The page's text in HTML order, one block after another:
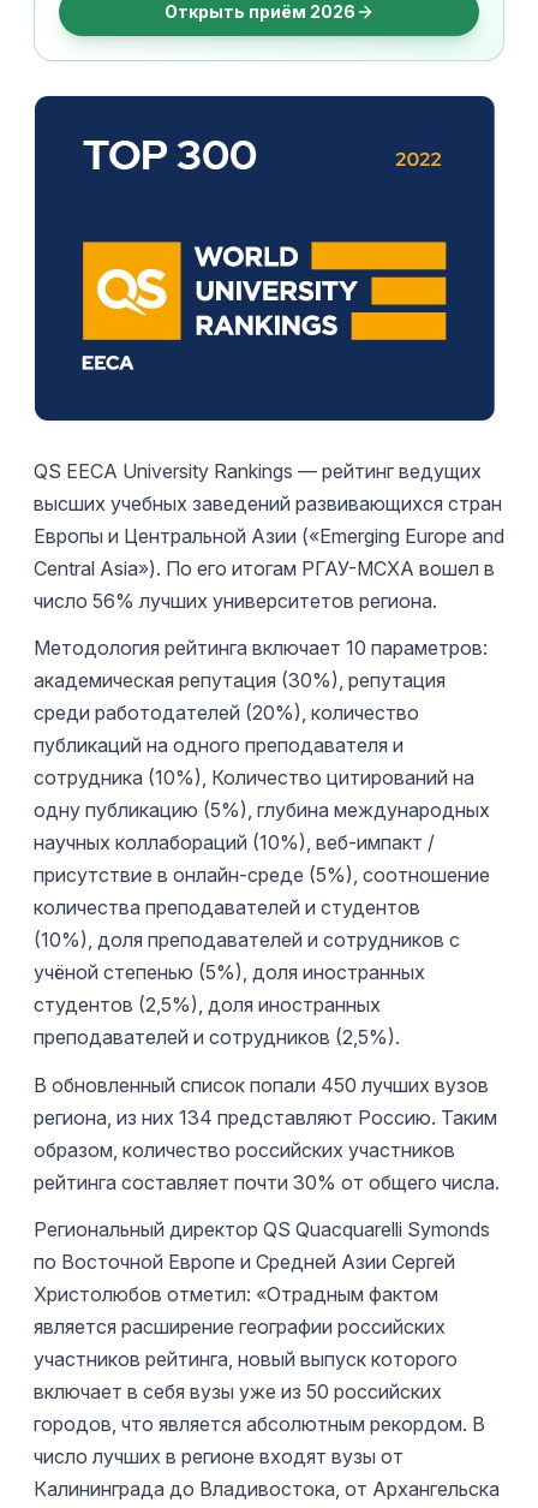
Открыть приём 2026
QS EECA University Rankings — рейтинг ведущих
высших учебных заведений развивающихся стран
Европы и Центральной Азии («Emerging Europe and
Central Asia»). По его итогам РГАУ-МСХА вошел в
число 56% лучших университетов региона.
Методология рейтинга включает 10 параметров:
академическая репутация (30%), репутация
среди работодателей (20%), количество
публикаций на одного преподавателя и
сотрудника (10%), Количество цитирований на
одну публикацию (5%), глубина международных
научных коллабораций (10%), веб-импакт /
присутствие в онлайн-среде (5%), соотношение
количества преподавателей и студентов
(10%), доля преподавателей и сотрудников с
учёной степенью (5%), доля иностранных
студентов (2,5%), доля иностранных
преподавателей и сотрудников (2,5%).
В обновленный список попали 450 лучших вузов
региона, из них 134 представляют Россию. Таким
образом, количество российских участников
рейтинга составляет почти 30% от общего числа.
Региональный директор QS Quacquarelli Symonds
по Восточной Европе и Средней Азии Сергей
Христолюбов отметил: «Отрадным фактом
является расширение географии российских
участников рейтинга, новый выпуск которого
включает в себя вузы уже из 50 российских
городов, что является абсолютным рекордом. В
число лучших в регионе входят вузы от
Калининграда до Владивостока, от Архангельска